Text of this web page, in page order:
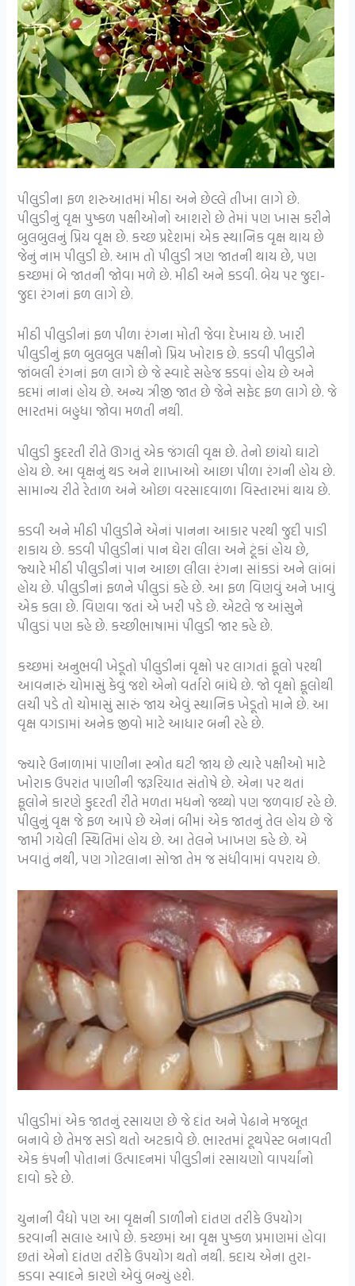
પીલુડીના ફળ શરુઆતમાં મીઠા અને છેલ્લે તીખા લાગે છે.
પીલુડીનું વૃક્ષ પુષ્કળ પક્ષીઓનો આશરો છે તેમાં પણ ખાસ કરીને
બુલબુલનું પ્રિય વૃક્ષ છે. કચ્છ પ્રદેશમાં એક સ્થાનિક વૃક્ષ થાય છે
જેનું નામ પીલુડી છે. આમ તો પીલુડી ત્રણ જાતની થાય છે, પણ
કચ્છમાં બે જાતની જોવા મળે છે. મીઠી અને કડવી. બેય પર જુદા-
જુદા રંગનાં ફળ લાગે છે.
મીઠી પીલુડીનાં ફળ પીળા રંગના મોતી જેવા દેખાય છે. ખારી
પીલુડીનું ફળ બુલબુલ પક્ષીનો પ્રિય ખોરાક છે. કડવી પીલુડીને
જાંબલી રંગનાં ફળ લાગે છે જે સ્વાદે સહેજ કડવાં હોય છે અને
કદમાં નાનાં હોય છે. અન્ય ત્રીજી જાત છે જેને સફેદ ફળ લાગે છે. જે
ભારતમાં બહુધા જોવા મળતી નથી.
પીલુડી કુદરતી રીતે ઊગતું એક જંગલી વૃક્ષ છે. તેનો છાંયો ઘાટો
હોય છે. આ વૃક્ષનું થડ અને શાખાઓ આછા પીળા રંગની હોય છે.
સામાન્ય રીતે રેતાળ અને ઓછા વરસાદવાળા વિસ્તારમાં થાય છે.
કડવી અને મીઠી પીલુડીને એનાં પાનના આકાર પરથી જુદી પાડી
શકાય છે. કડવી પીલુડીનાં પાન ઘેરા લીલા અને ટૂંકાં હોય છે,
જ્યારે મીઠી પીલુડીનાં પાન આછા લીલા રંગના સાંકડાં અને લાંબાં
હોય છે. પીલુડીનાં ફળને પીલુડાં કહે છે. આ ફળ વિણવું અને ખાવું
એક કલા છે. વિણવા જતાં એ ખરી પડે છે. એટલે જ આંસુને
પીલુડાં પણ કહે છે. કચ્છીભાષામાં પીલુડી જાર કહે છે.
કચ્છમાં અનુભવી ખેડૂતો પીલુડીનાં વૃક્ષો પર લાગતાં ફૂલો પરથી
આવનારું ચોમાસું કેવું જશે એનો વર્તારો બાંધે છે. જો વૃક્ષો ફૂલોથી
લચી પડે તો ચોમાસું સારું જાય એવું સ્થાનિક ખેડૂતો માને છે. આ
વૃક્ષ વગડામાં અનેક જીવો માટે આધાર બની રહે છે.
જ્યારે ઉનાળામાં પાણીના સ્ત્રોત ઘટી જાય છે ત્યારે પક્ષીઓ માટે
ખોરાક ઉપરાંત પાણીની જરૂરિયાત સંતોષે છે. એના પર થતાં
ફૂલોને કારણે કુદરતી રીતે મળતા મધનો જથ્થો પણ જળવાઈ રહે છે.
પીલુનું વૃક્ષ જે ફળ આપે છે એનાં બીમાં એક જાતનું તેલ હોય છે જે
જામી ગયેલી સ્થિતિમાં હોય છે. આ તેલને ખાખણ કહે છે. એ
ખવાતું નથી, પણ ગોટલાના સોજા તેમ જ સંધીવામાં વપરાય છે.
પીલુડીમાં એક જાતનું રસાયણ છે જે દાંત અને પેઢાને મજબૂત
બનાવે છે તેમજ સડો થતો અટકાવે છે. ભારતમાં ટૂથપેસ્ટ બનાવતી
એક કંપની પોતાનાં ઉત્પાદનમાં પીલુડીનાં રસાયણો વાપર્યાંનો
દાવો કરે છે.
યુનાની વૈદ્યો પણ આ વૃક્ષની ડાળીનો દાંતણ તરીકે ઉપયોગ
કરવાની સલાહ આપે છે. કચ્છમાં આ વૃક્ષ પુષ્કળ પ્રમાણમાં હોવા
છતાં એનો દાંતણ તરીકે ઉપયોગ થતો નથી. કદાચ એના તુરા-
કડવા સ્વાદને કારણે એવું બન્યું હશે.